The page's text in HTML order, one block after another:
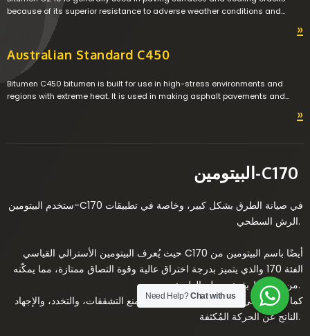
because of its superior resistance to adverse weather conditions and
excellent adhesive properties. Bitumen C240 has higher viscosity
compared to Bitumen C170 which enables it to be used in asphalt
pavements in warmer climates where traffic volume is moderate.
»
Australian Standard C450
Bitumen C450 bitumen is built for use in high-stress environments and
regions with extreme heat. It is used in making asphalt pavements and
intersections, and industrial areas that endure heavy traffic loads and hot»
البيتومين-C170
ستخدم البيتومين-C170 في صيانة الطرق بشكل كبير، وخاصة في تطبيقات
الرش السطحي.
C170 أيضًا باسم البيتومين من
الفئة 170 والذي يتميز بدرجة اختراق عالية وقوة التصاق ممتازة، مما يمكّنه
من الارتباط بقوة بسطح الطريق.
كما يساعد على استعادة مرونة الرصف ويمنع التشققات، والتخدد، والإجهاد
الناتج عن الحركة المُكثفة.
Need Help?Chat with us